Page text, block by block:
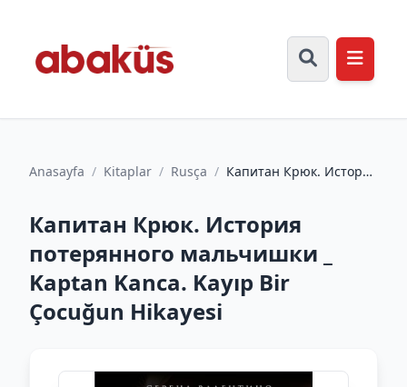
Anasayfa / Kitaplar / Rusça / Капитан Крюк. История
Kanca. Kayı...
Капитан Крюк. История
потерянного мальчишки _
Kaptan Kanca. Kayıp Bir
Çocuğun Hikayesi